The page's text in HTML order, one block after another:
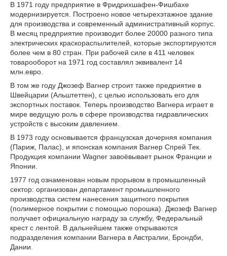
В 1971 году предприятие в Фридрихшафен-Фишбахе
модернизируется. Построено новое четырехэтажное здание
для производства и современный административный корпус.
В месяц предприятие производит более 20000 разного типа
электрических краскораспылителей, которые экспортируются
более чем в 80 стран. При рабочей силе в 411 человек
товарооборот на 1971 год составлял эквивалент 14
млн.евро.
В том же году Джозеф Вагнер строит также предриятие в
Швейцарии (Альштеттен), с целью использовать его для
экспортных поставок. Теперь производство Вагнера играет в
мире ведущую роль в сфере производства гидравлических
устройств с высоким давлением.
В 1973 году основывается французская дочерняя компания
(Париж, Палас), и японская компания Вагнер Спрей Тек.
Продукция компании Wagner завоёвывает рынок Франции и
Японии.
1977 год ознаменован новым прорывом в промышленный
сектор: организован департамент промышленного
производства систем нанесения защитного покрытия
(полимерное покрытии с помощью порошка). Джозеф Вагнер
получает официальную награду за службу, Федеральный
крест с лентой. В дальнейшем также открываются
подразделения компании Вагнера в Австралии, Брондби,
Дании.